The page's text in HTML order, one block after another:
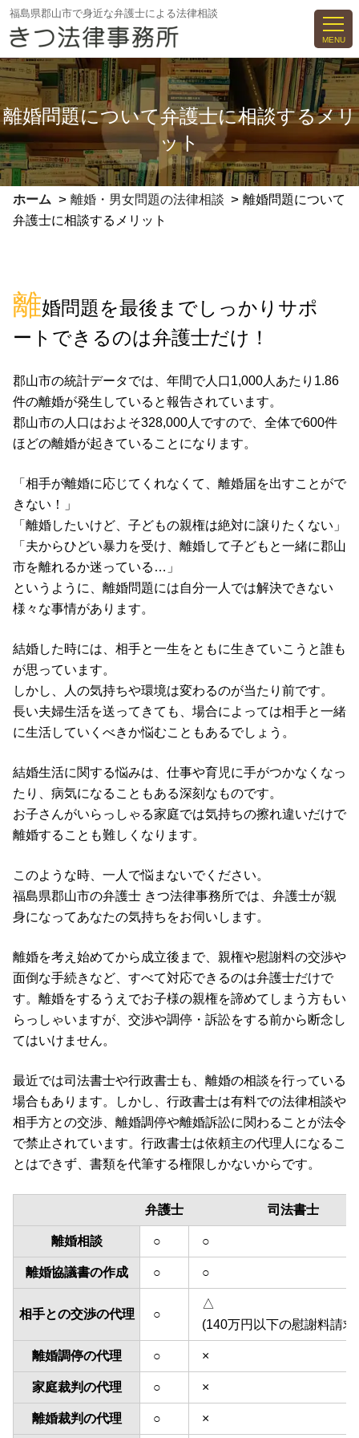
コ
ン
ン
ツ
へ
ス
キ
ッ
福島県郡山市で身近な弁護士による法律相談
MENU
離婚問題について弁護士に相談するメリ
ット
ホーム > 離婚・男女問題の法律相談 > 離婚問題について
弁護士に相談するメリット
離婚問題を最後までしっかりサポ
ートできるのは弁護士だけ！
郡山市の統計データでは、年間で人口1,000人あたり1.86
件の離婚が発生していると報告されています。
郡山市の人口はおよそ328,000人ですので、全体で600件
ほどの離婚が起きていることになります。
「相手が離婚に応じてくれなくて、離婚届を出すことがで
きない！」
「離婚したいけど、子どもの親権は絶対に譲りたくない」
「夫からひどい暴力を受け、離婚して子どもと一緒に郡山
市を離れるか迷っている…」
というように、離婚問題には自分一人では解決できない
様々な事情があります。
結婚した時には、相手と一生をともに生きていこうと誰も
が思っています。
しかし、人の気持ちや環境は変わるのが当たり前です。
長い夫婦生活を送ってきても、場合によっては相手と一緒
に生活していくべきか悩むこともあるでしょう。
結婚生活に関する悩みは、仕事や育児に手がつかなくなっ
たり、病気になることもある深刻なものです。
お子さんがいらっしゃる家庭では気持ちの擦れ違いだけで
離婚することも難しくなります。
このような時、一人で悩まないでください。
福島県郡山市の弁護士 きつ法律事務所では、弁護士が親
身になってあなたの気持ちをお伺いします。
離婚を考え始めてから成立後まで、親権や慰謝料の交渉や
面倒な手続きなど、すべて対応できるのは弁護士だけで
す。離婚をするうえでお子様の親権を諦めてしまう方もい
らっしゃいますが、交渉や調停・訴訟をする前から断念し
てはいけません。
最近では司法書士や行政書士も、離婚の相談を行っている
場合もあります。しかし、行政書士は有料での法律相談や
相手方との交渉、離婚調停や離婚訴訟に関わることが法令
で禁止されています。行政書士は依頼主の代理人になるこ
とはできず、書類を代筆する権限しかないからです。
弁護士 司法書士
離婚相談 ○ ○
離婚協議書の作成 ○ ○
相手との交渉の代理 ○
△
(140万円以下の慰謝料請求
離婚調停の代理 ○ ×
家庭裁判の代理 ○ ×
離婚裁判の代理 ○ ×